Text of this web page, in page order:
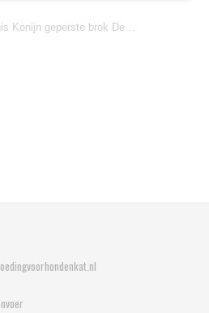
Konijn geperste brok De…